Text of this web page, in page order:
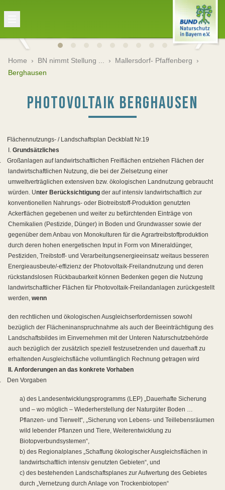
Home › BN nimmt Stellung ... › Mallersdorf- Pfaffenberg ›
Berghausen
PHOTOVOLTAIK BERGHAUSEN
Flächennutzungs- / Landschaftsplan Deckblatt Nr.19
I. Grundsätzliches
Großanlagen auf landwirtschaftlichen Freiflächen entziehen Flächen der
landwirtschaftlichen Nutzung, die bei der Zielsetzung einer
umweltverträglichen extensiven bzw. ökologischen Landnutzung gebraucht
würden. Unter Berücksichtigung der auf intensiv landwirtschaftlich zur
konventionellen Nahrungs- oder Biotreibstoff-Produktion genutzten
Ackerflächen gegebenen und weiter zu befürchtenden Einträge von
Chemikalien (Pestizide, Dünger) in Boden und Grundwasser sowie der
gegenüber dem Anbau von Monokulturen für die Agrartreibstoffproduktion
durch deren hohen energetischen Input in Form von Mineraldünger,
Pestiziden, Treibstoff- und Verarbeitungsenergieeinsatz weitaus besseren
Energieausbeute/-effizienz der Photovoltaik-Freilandnutzung und deren
rückstandslosen Rückbaubarkeit können Bedenken gegen die Nutzung
landwirtschaftlicher Flächen für Photovoltaik-Freilandanlagen zurückgestellt
werden, wenn
den rechtlichen und ökologischen Ausgleichserfordernissen sowohl
bezüglich der Flächeninanspruchnahme als auch der Beeinträchtigung des
Landschaftsbildes im Einvernehmen mit der Unteren Naturschutzbehörde
auch bezüglich der zusätzlich speziell festzusetzenden und dauerhaft zu
erhaltenden Ausgleichsfläche vollumfänglich Rechnung getragen wird
II. Anforderungen an das konkrete Vorhaben
Den Vorgaben
a) des Landesentwicklungsprogramms (LEP) „Dauerhafte Sicherung
und – wo möglich – Wiederherstellung der Naturgüter Boden …
Pflanzen- und Tierwelt“, „Sicherung von Lebens- und Teillebensräumen
wild lebender Pflanzen und Tiere, Weiterentwicklung zu
Biotopverbundsystemen“,
b) des Regionalplanes „Schaffung ökologischer Ausgleichsflächen in
landwirtschaftlich intensiv genutzten Gebieten“, und
c) des bestehenden Landschaftsplanes zur Aufwertung des Gebietes
durch „Vernetzung durch Anlage von Trockenbiotopen“